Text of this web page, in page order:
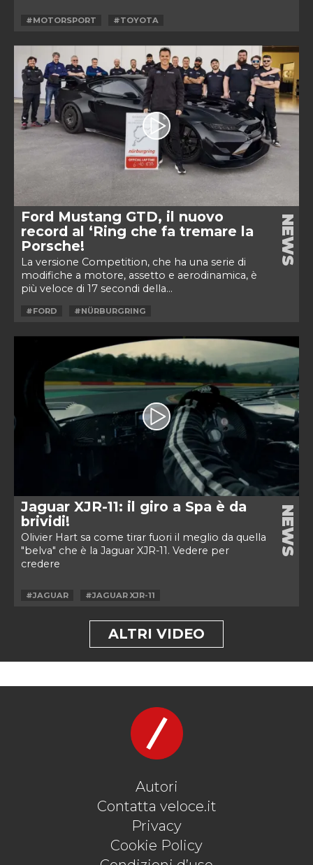
#MOTORSPORT #TOYOTA
Ford Mustang GTD, il nuovo
record al ‘Ring che fa tremare la
Porsche!
La versione Competition, che ha una serie di
modifiche a motore, assetto e aerodinamica, è
più veloce di 17 secondi della...
NEWS
#FORD #NÜRBURGRING
Jaguar XJR-11: il giro a Spa è da
brividi!
Olivier Hart sa come tirar fuori il meglio da quella
"belva" che è la Jaguar XJR-11. Vedere per
credere
NEWS
#JAGUAR #JAGUAR XJR-11
ALTRI VIDEO
Autori
Contatta veloce.it
Privacy
Cookie Policy